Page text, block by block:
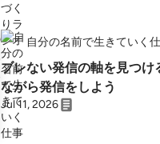
自分の名前で生きていく
ブレない発信の軸を見つけ
ながら発信をしよう
Jul 11, 2026